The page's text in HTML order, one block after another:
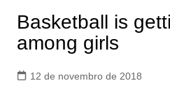
Basketball is
among girls
12 de novembro de 2018